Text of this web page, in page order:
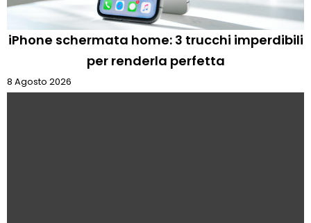
iPhone schermata home: 3 trucchi imperdibili
per renderla perfetta
8 Agosto 2026